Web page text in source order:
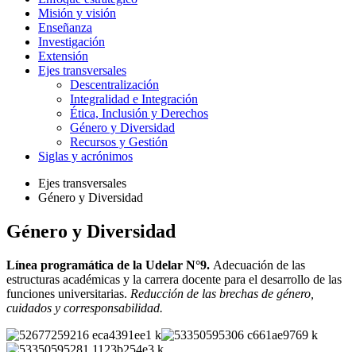
Misión y visión
Enseñanza
Investigación
Extensión
Ejes transversales
Descentralización
Integralidad e Integración
Ética, Inclusión y Derechos
Género y Diversidad
Recursos y Gestión
Siglas y acrónimos
Ejes transversales
Género y Diversidad
Género y Diversidad
Línea programática de la Udelar N°9. Adecuación de las
estructuras académicas y la carrera docente para el desarrollo de las
funciones universitarias. Reducción de las brechas de género,
cuidados y corresponsabilidad.